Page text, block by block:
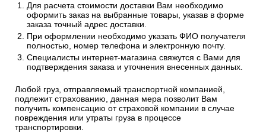
Для расчета стоимости доставки Вам необходимо
оформить заказ на выбранные товары, указав в форме
заказа точный адрес доставки.
При оформлении необходимо указать ФИО получателя
полностью, номер телефона и электронную почту.
Специалисты интернет-магазина свяжутся с Вами для
подтверждения заказа и уточнения внесенных данных.
Любой груз, отправляемый транспортной компанией,
подлежит страхованию, данная мера позволит Вам
получить компенсацию от страховой компании в случае
повреждения или утраты груза в процессе
транспортировки.